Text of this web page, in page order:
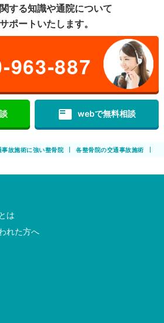
する知識や通院について
ポートいたします。
963-887
featured_play_list webで無料相談
事故施術に強い整骨院 各整骨院の交通事故施術
は
れた方へ